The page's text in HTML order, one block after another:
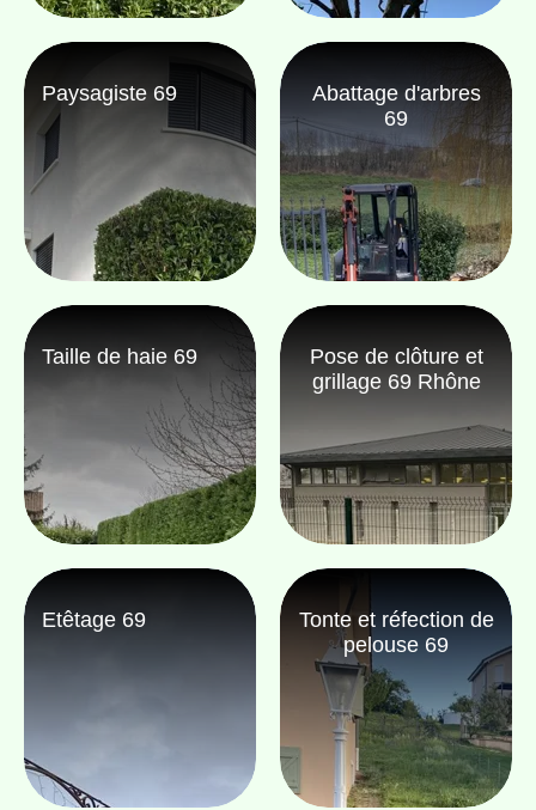
Paysagiste 69
Abattage d'arbres
69
Taille de haie 69
Pose de clôture et
grillage 69 Rhône
Etêtage 69
Tonte et réfection de
pelouse 69